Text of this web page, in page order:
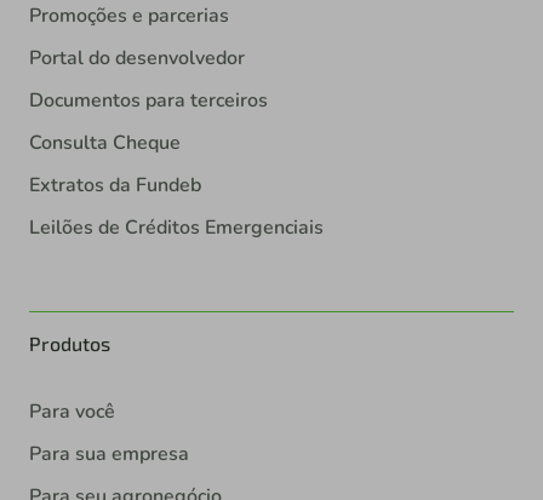
Promoções e parcerias
Portal do desenvolvedor
Documentos para terceiros
Consulta Cheque
Extratos da Fundeb
Leilões de Créditos Emergenciais
Produtos
Para você
Para sua empresa